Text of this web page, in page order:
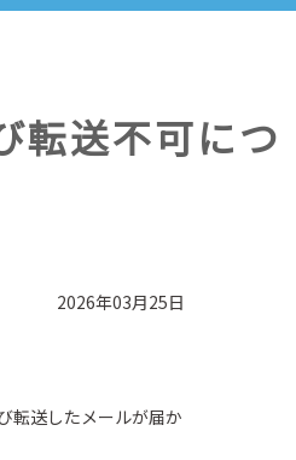
転送不可につ
2026年03月25日
転送したメールが届か